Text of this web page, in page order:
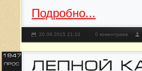
Подробно...
20.09.2015 21:10 0 коментриев